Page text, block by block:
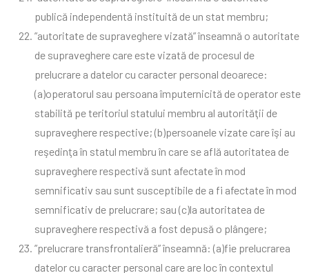
publică independentă instituită de un stat membru;
”autoritate de supraveghere vizată” înseamnă o autoritate
de supraveghere care este vizată de procesul de
prelucrare a datelor cu caracter personal deoarece:
(a)operatorul sau persoana împuternicită de operator este
stabilită pe teritoriul statului membru al autorităţii de
supraveghere respective; (b)persoanele vizate care îşi au
reşedinţa în statul membru în care se află autoritatea de
supraveghere respectivă sunt afectate în mod
semnificativ sau sunt susceptibile de a fi afectate în mod
semnificativ de prelucrare; sau (c)la autoritatea de
supraveghere respectivă a fost depusă o plângere;
”prelucrare transfrontalieră” înseamnă: (a)fie prelucrarea
datelor cu caracter personal care are loc în contextul